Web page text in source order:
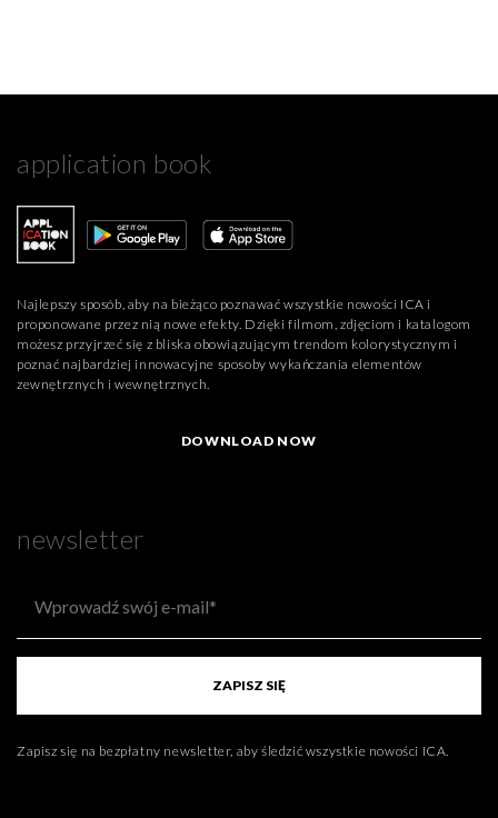
application book
Najlepszy sposób, aby na bieżąco poznawać wszystkie nowości ICA i
proponowane przez nią nowe efekty. Dzięki filmom, zdjęciom i katalogom
możesz przyjrzeć się z bliska obowiązującym trendom kolorystycznym i
poznać najbardziej innowacyjne sposoby wykańczania elementów
zewnętrznych i wewnętrznych.
DOWNLOAD NOW
newsletter
ZAPISZ SIĘ
Zapisz się na bezpłatny newsletter, aby śledzić wszystkie nowości ICA.